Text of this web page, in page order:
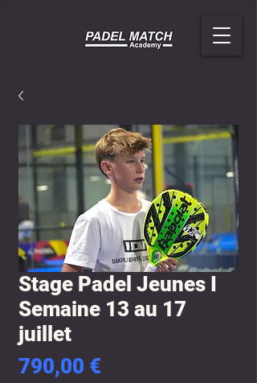
Stage Padel Jeunes I
Semaine 13 au 17
juillet
790,00 €